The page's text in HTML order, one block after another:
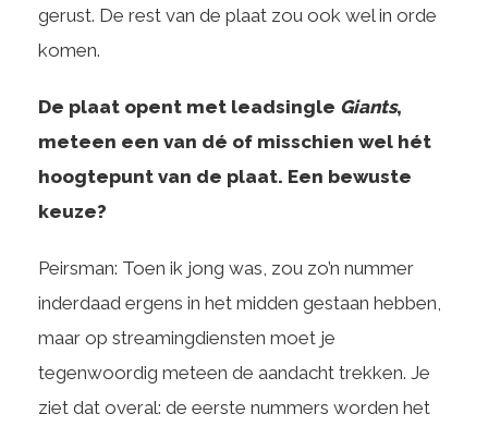
gerust. De rest van de plaat zou ook wel in orde
komen.
De plaat opent met leadsingle Giants,
meteen een van dé of misschien wel hét
hoogtepunt van de plaat. Een bewuste
keuze?
Peirsman: Toen ik jong was, zou zo’n nummer
inderdaad ergens in het midden gestaan hebben,
maar op streamingdiensten moet je
tegenwoordig meteen de aandacht trekken. Je
ziet dat overal: de eerste nummers worden het